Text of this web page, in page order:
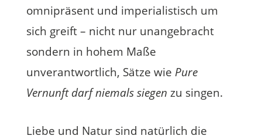
omnipräsent und imperialistisch um
sich greift – nicht nur unangebracht
sondern in hohem Maße
unverantwortlich, Sätze wie Pure
Vernunft darf niemals siegen zu singen.
Liebe und Natur sind natürlich die